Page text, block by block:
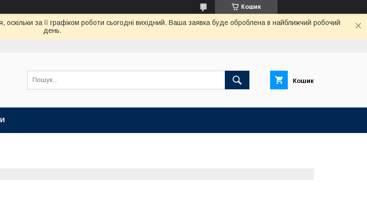
Кошик
за її графіком роботи сьогодні вихідний. Ваша заявка буде оброблена в найближчий робочий
день.
Кошик